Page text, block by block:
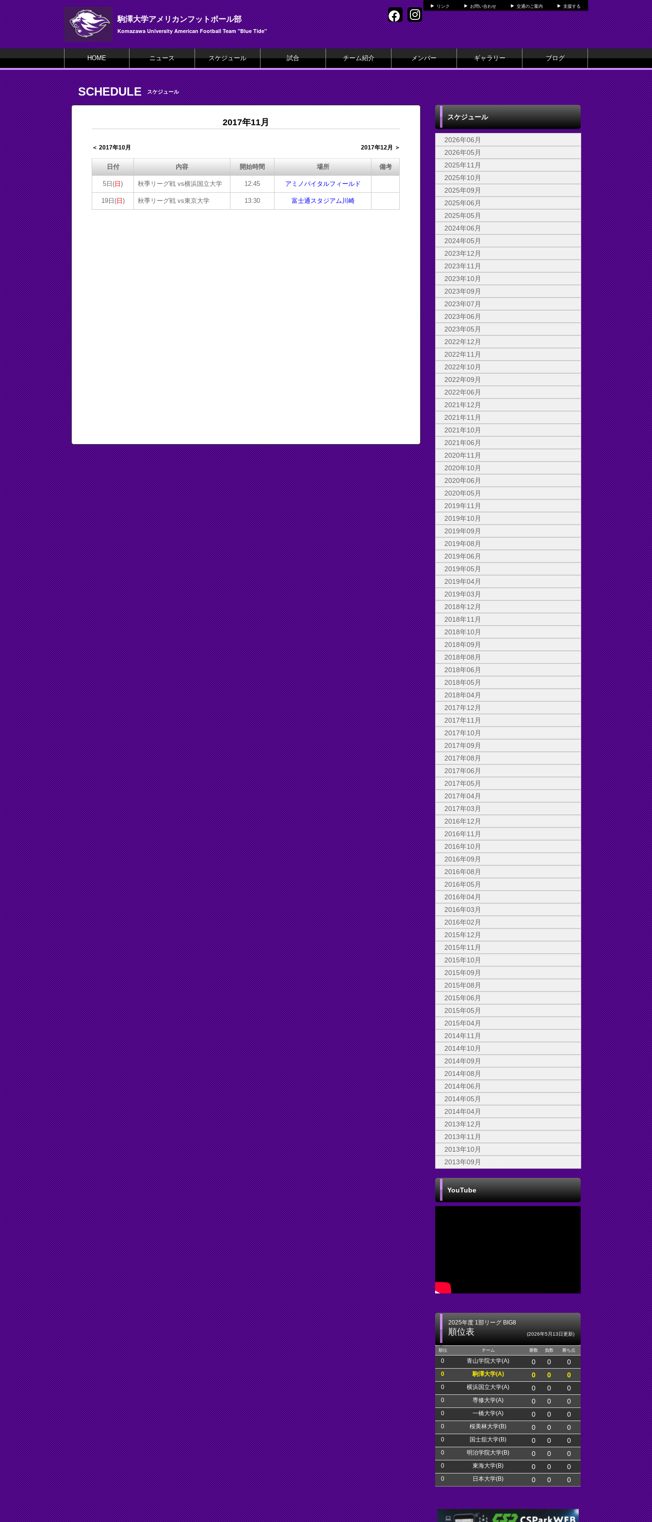
リンク お問い合わせ 交通のご案内 支援する
駒澤大学アメリカンフットボール部
Komazawa University American Football Team "Blue Tide"
HOME ニュース スケジュール 試合 チーム紹介 メンバー ギャラリー ブログ
SCHEDULE スケジュール
2017年11月
＜ 2017年10月 2017年12月 ＞
日付 内容 開始時間 場所 備考
5日( 日) 秋季リーグ戦 vs横浜国立大学 12:45 アミノバイタルフィールド
19日(日 ) 秋季リーグ戦 vs東京大学 13:30 富士通スタジアム川崎
スケジュール
2026年06月
2026年05月
2025年11月
2025年10月
2025年09月
2025年06月
2025年05月
2024年06月
2024年05月
2023年12月
2023年11月
2023年10月
2023年09月
2023年07月
2023年06月
2023年05月
2022年12月
2022年11月
2022年10月
2022年09月
2022年06月
2021年12月
2021年11月
2021年10月
2021年06月
2020年11月
2020年10月
2020年06月
2020年05月
2019年11月
2019年10月
2019年09月
2019年08月
2019年06月
2019年05月
2019年04月
2019年03月
2018年12月
2018年11月
2018年10月
2018年09月
2018年08月
2018年06月
2018年05月
2018年04月
2017年12月
2017年11月
2017年10月
2017年09月
2017年08月
2017年06月
2017年05月
2017年04月
2017年03月
2016年12月
2016年11月
2016年10月
2016年09月
2016年08月
2016年05月
2016年04月
2016年03月
2016年02月
2015年12月
2015年11月
2015年10月
2015年09月
2015年08月
2015年06月
2015年05月
2015年04月
2014年11月
2014年10月
2014年09月
2014年08月
2014年06月
2014年05月
2014年04月
2013年12月
2013年11月
2013年10月
2013年09月
YouTube
2025年度 1部リーグ BIG8
順位表 (2026年5月13日更新)
順位 チーム 勝数 負数 勝ち点
0 青山学院大学(A) 0 0 0
0 駒澤大学(A) 0 0 0
0 横浜国立大学(A) 0 0 0
0 専修大学(A) 0 0 0
0 一橋大学(A) 0 0 0
0 桜美林大学(B) 0 0 0
0 国士舘大学(B) 0 0 0
0 明治学院大学(B) 0 0 0
0 東海大学(B) 0 0 0
0 日本大学(B) 0 0 0